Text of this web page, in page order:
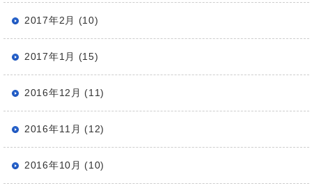
2017年2月 (10)
2017年1月 (15)
2016年12月 (11)
2016年11月 (12)
2016年10月 (10)